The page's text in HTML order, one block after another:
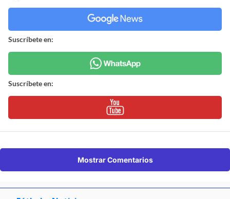
Suscríbete en:
Suscríbete en:
Mostrar Comentarios